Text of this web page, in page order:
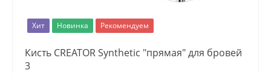
Хит Новинка Рекомендуем
Кисть CREATOR Synthetic "прямая" для бровей
3